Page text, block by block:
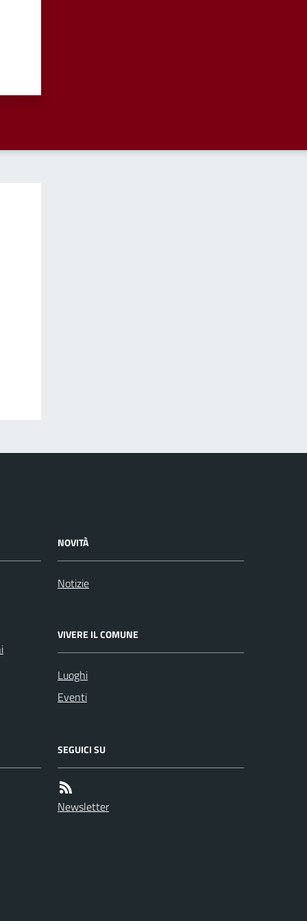
NOVITÀ
Notizie
VIVERE IL COMUNE
Luoghi
Eventi
SEGUICI SU
Newsletter